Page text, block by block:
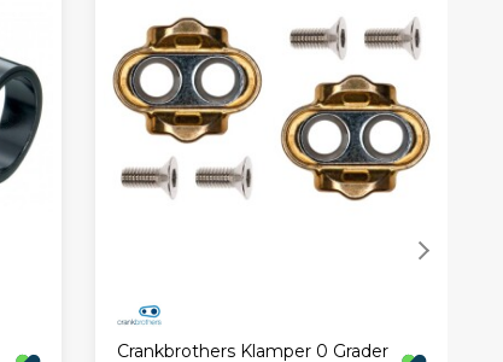
Crankbrothers Klamper 0 Grader